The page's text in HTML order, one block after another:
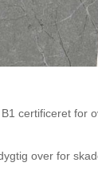
certificeret for
over for